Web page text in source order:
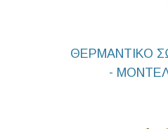
ΘΕΡΜΑΝΤΙΚΟ
-